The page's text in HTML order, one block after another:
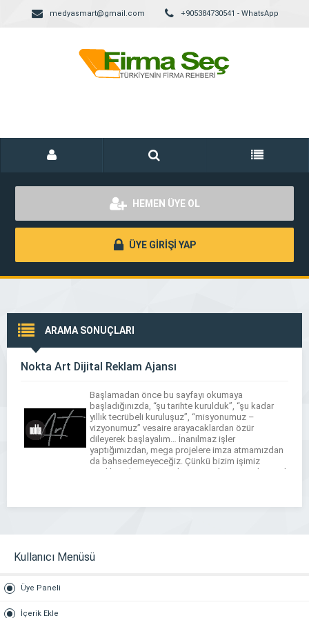
medyasmart@gmail.com +905384730541 - WhatsApp
HEMEN ÜYE OL
ÜYE GİRİŞİ YAP
ARAMA SONUÇLARI
Nokta Art Dijital Reklam Ajansı
Başlamadan önce bu sayfayı okumaya
başladığınızda, “şu tarihte kurulduk”, “şu kadar
yıllık tecrübeli kuruluşuz”, “misyonumuz –
vizyonumuz” vesaire arayacaklardan özür
dileyerek başlayalım… İnanılmaz işler
yaptığımızdan, mega projelere imza atmamızdan
da bahsedemeyeceğiz. Çünkü bizim işimiz
yenilikçi olmayı, yeni olmayı gerektirir. Bundan 5 yıl
dinamizmimizden, […]
Kullanıcı Menüsü
Üye Paneli
İçerik Ekle